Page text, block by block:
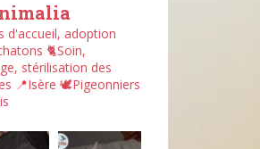
d'accueil, adoption
🐈Soin,
stérilisation des
📍Isère 🕊︎Pigeonniers